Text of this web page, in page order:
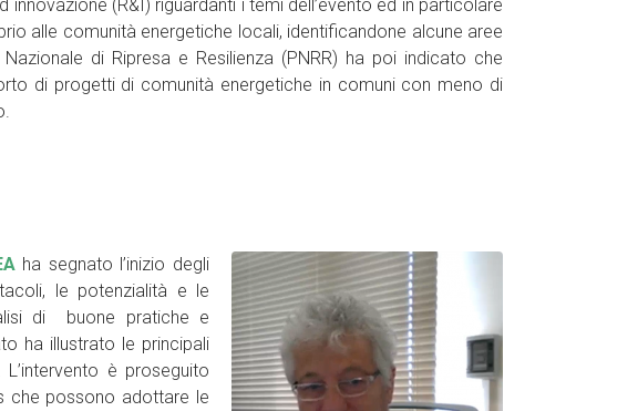
(R&I) riguardanti i temi dell’evento ed in particolare
alle comunità energetiche locali, identificandone alcune aree
di Ripresa e Resilienza (PNRR) ha poi indicato che
di progetti di comunità energetiche in comuni con meno di
ha segnato l’inizio degli
le potenzialità e le
di buone pratiche e
ha illustrato le principali
è proseguito
che possono adottare le